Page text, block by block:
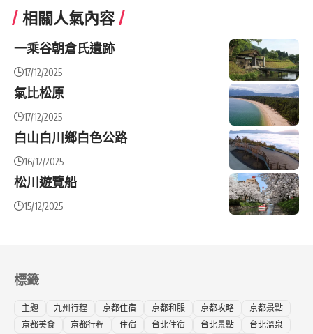
相關人氣內容
一乘谷朝倉氏遺跡
17/12/2025
氣比松原
17/12/2025
白山白川鄉白色公路
16/12/2025
松川遊覽船
15/12/2025
標籤
主題 九州行程 京都住宿 京都和服 京都攻略
京都景點
京都美食
京都行程 住宿 台北住宿 台北景點
台北溫泉